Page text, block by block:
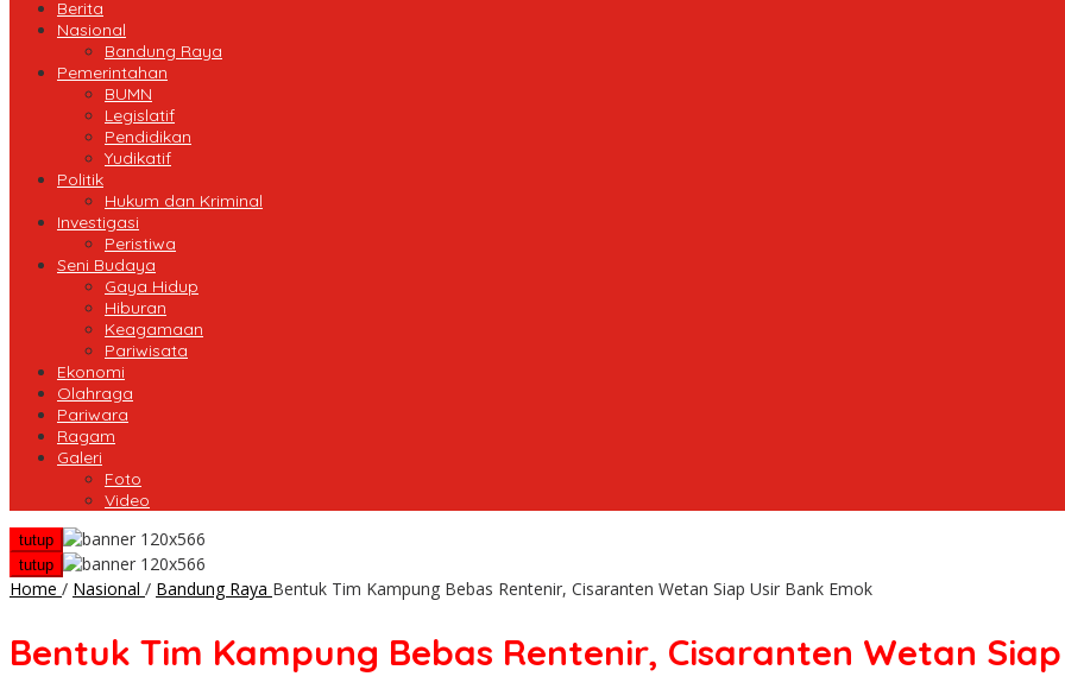
Berita
Nasional
Bandung Raya
Pemerintahan
BUMN
Legislatif
Pendidikan
Yudikatif
Politik
Hukum dan Kriminal
Investigasi
Peristiwa
Seni Budaya
Gaya Hidup
Hiburan
Keagamaan
Pariwisata
Ekonomi
Olahraga
Pariwara
Ragam
Galeri
Foto
Video
tutup
tutup
Home / Nasional / Bandung Raya Bentuk Tim Kampung Bebas Rentenir, Cisaranten Wetan Siap Usir Bank Emok
Bentuk Tim Kampung Bebas Rentenir, Cisaranten Wetan